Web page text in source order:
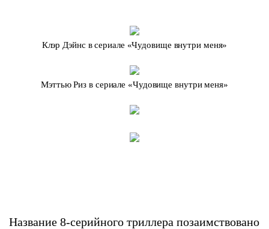
Клэр Дэйнс в сериале «Чудовище внутри меня»
Мэттью Риз в сериале «Чудовище внутри меня»
Название 8-серийного триллера позаимствовано